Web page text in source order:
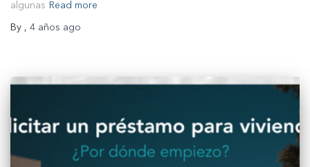
algunas Read more
By , 4 años ago